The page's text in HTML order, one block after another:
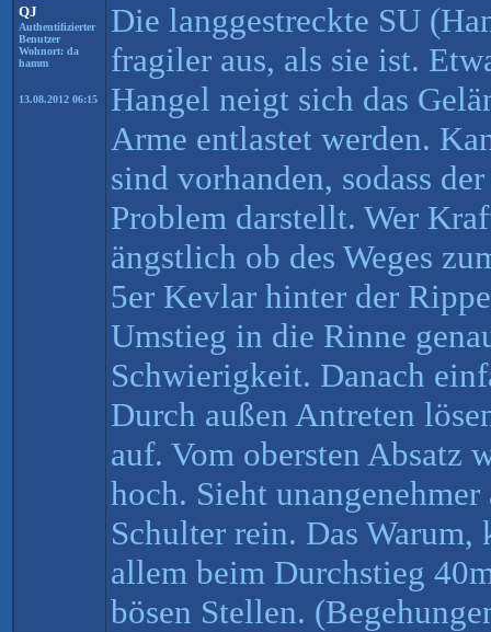
QJ
Authentifizierter
Benutzer
Wohnort: da
hamm
13.08.2012 06:15
Die langgestreckte SU
fragiler aus, als sie ist.
Hangel neigt sich das
Arme entlastet werden.
sind vorhanden, sodass
Problem darstellt. Wer
ängstlich ob des Weges
5er Kevlar hinter der
Umstieg in die Rinne
Schwierigkeit. Danach
Durch außen Antreten
auf. Vom obersten Absatz
hoch. Sieht
Schulter rein. Das
allem beim Durchstieg
bösen Stellen.